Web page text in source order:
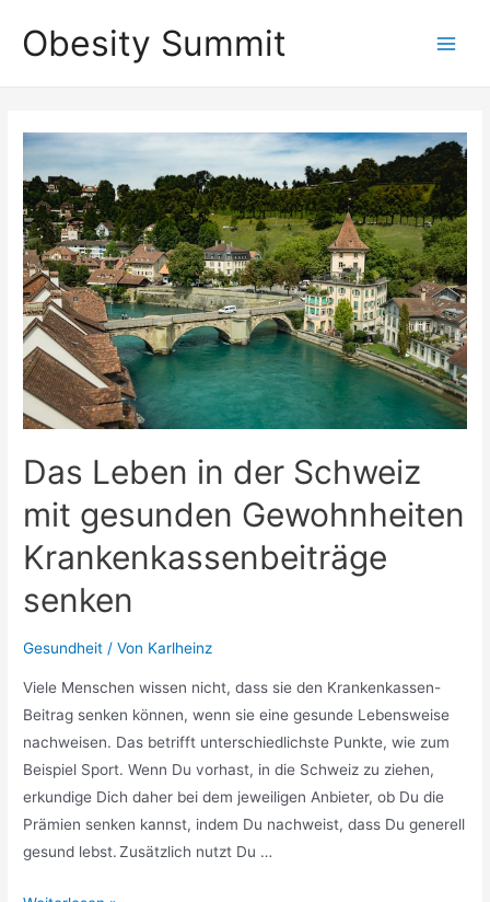
InhaltObesity Summit
Das Leben in der Schweiz
mit gesunden Gewohnheiten
Krankenkassenbeiträge
senken
Gesundheit / Von Karlheinz
Viele Menschen wissen nicht, dass sie den Krankenkassen-
Beitrag senken können, wenn sie eine gesunde Lebensweise
nachweisen. Das betrifft unterschiedlichste Punkte, wie zum
Beispiel Sport. Wenn Du vorhast, in die Schweiz zu ziehen,
erkundige Dich daher bei dem jeweiligen Anbieter, ob Du die
Prämien senken kannst, indem Du nachweist, dass Du generell
gesund lebst. Zusätzlich nutzt Du …